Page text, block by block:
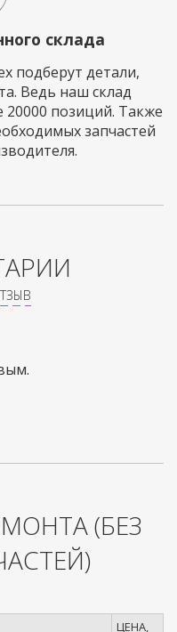
склада
подберут детали,
Ведь наш склад
20000 позиций. Также
запчастей
(БЕЗ
ЦЕНА,